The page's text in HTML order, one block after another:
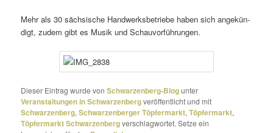
Mehr als 30 säch­si­sche Handwerksbetriebe haben sich ange­kün­
digt, zudem gibt es Musik und Schauvorführungen.
Dieser Eintrag wurde vonSchwarzenberg-Blogunter
Veranstaltungen in Schwarzenbergveröffentlicht und mit
Schwarzenberg,Schwarzenberger Töpfermarkt,Töpfermarkt,
Töpfermarkt Schwarzenbergverschlagwortet. Setze ein